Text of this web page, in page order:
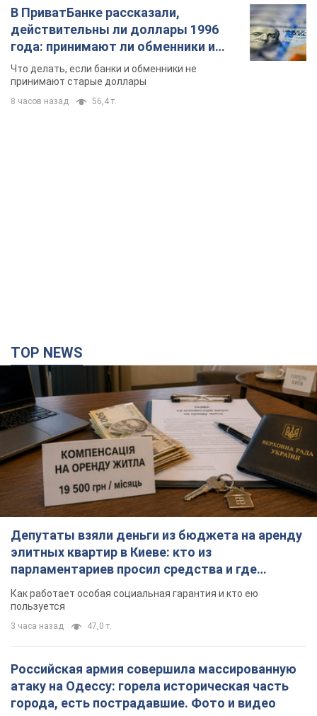
В ПриватБанке рассказали,
действительны ли доллары 1996
года: принимают ли обменники и
банки такие купюры
Что делать, если банки и обменники не
принимают старые доллары
8 часов назад 56,4 т.
TOP NEWS
Депутаты взяли деньги из бюджета на аренду
элитных квартир в Киеве: кто из
парламентариев просил средства и где
поселился
Как работает особая социальная гарантия и кто ею
пользуется
3 часа назад 47,0 т.
Российская армия совершила массированную
атаку на Одессу: горела историческая часть
города, есть пострадавшие. Фото и видео